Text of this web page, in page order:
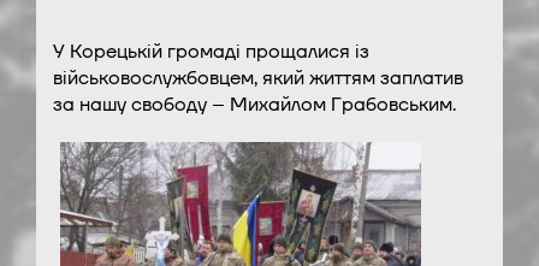
У Корецькій громаді прощалися із
військовослужбовцем, який життям заплатив
за нашу свободу – Михайлом Грабовським.